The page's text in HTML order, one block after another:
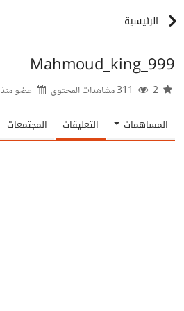
الرئيسية
Mahmoud_king_999
عضو منذ
المساهمات التعليقات المجتمعات